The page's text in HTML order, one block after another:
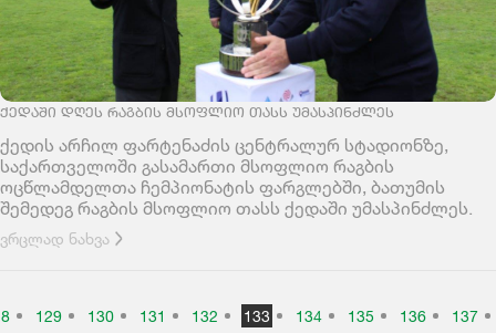
ᲥᲔᲓᲐᲨᲘ ᲓᲦᲔᲡ ᲠᲐᲒᲑᲘᲡ ᲛᲡᲝᲤᲚᲘᲝ ᲗᲐᲡᲡ ᲣᲛᲐᲡᲞᲘᲜᲫᲚᲔᲡ
ქედის არჩილ ფარტენაძის ცენტრალურ სტადიონზე,
საქართველოში გასამართი მსოფლიო რაგბის
ოცწლამდელთა ჩემპიონატის ფარგლებში, ბათუმის
შემედეგ რაგბის მსოფლიო თასს ქედაში უმასპინძლეს.
ვრცლად ნახვა
129 130 131 132 133 134 135 136 137